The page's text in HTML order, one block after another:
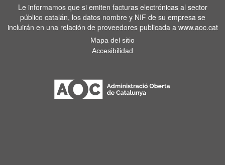
Le informamos que si emiten facturas electrónicas al sector
público catalán, los datos nombre y NIF de su empresa se
incluirán en una relación de proveedores publicada a www.aoc.cat
Mapa del sitio
Accesibilidad